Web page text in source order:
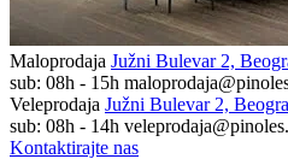
Maloprodaja Južni Bulevar 2,
sub: 08h - 15h
Veleprodaja Južni Bulevar 2,
sub: 08h - 14h
Kontaktirajte nas